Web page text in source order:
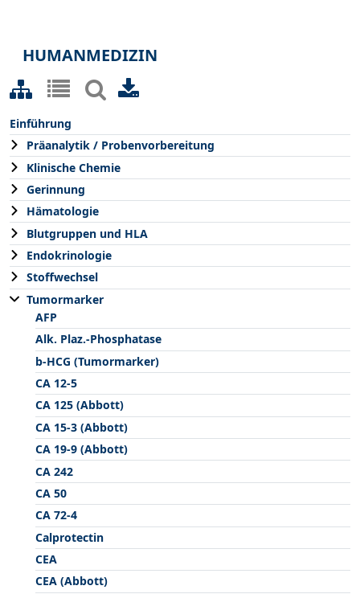
HUMANMEDIZIN
Einführung
Präanalytik / Probenvorbereitung
Klinische Chemie
Gerinnung
Hämatologie
Blutgruppen und HLA
Endokrinologie
Stoffwechsel
Tumormarker
AFP
Alk. Plaz.-Phosphatase
b-HCG (Tumormarker)
CA 12-5
CA 125 (Abbott)
CA 15-3 (Abbott)
CA 19-9 (Abbott)
CA 242
CA 50
CA 72-4
Calprotectin
CEA
CEA (Abbott)